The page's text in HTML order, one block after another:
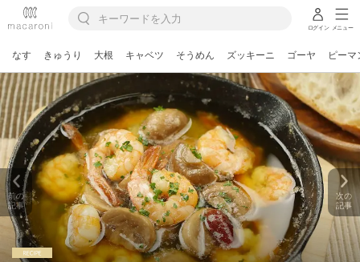
ログイン メニュー
なす きゅうり 大根 キャベツ そうめん ズッキーニ ゴーヤ ピーマ
前の
記事
次の
記事